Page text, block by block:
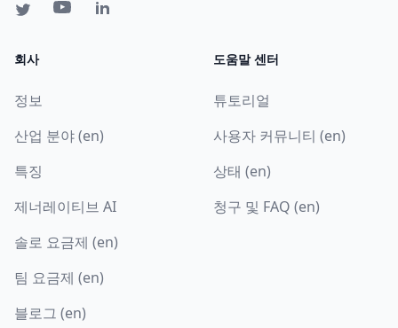
회사
정보
산업 분야 (en)
특징
제너레이티브 AI
솔로 요금제 (en)
팀 요금제 (en)
블로그 (en)
도움말 센터
튜토리얼
사용자 커뮤니티 (en)
상태 (en)
청구 및 FAQ (en)